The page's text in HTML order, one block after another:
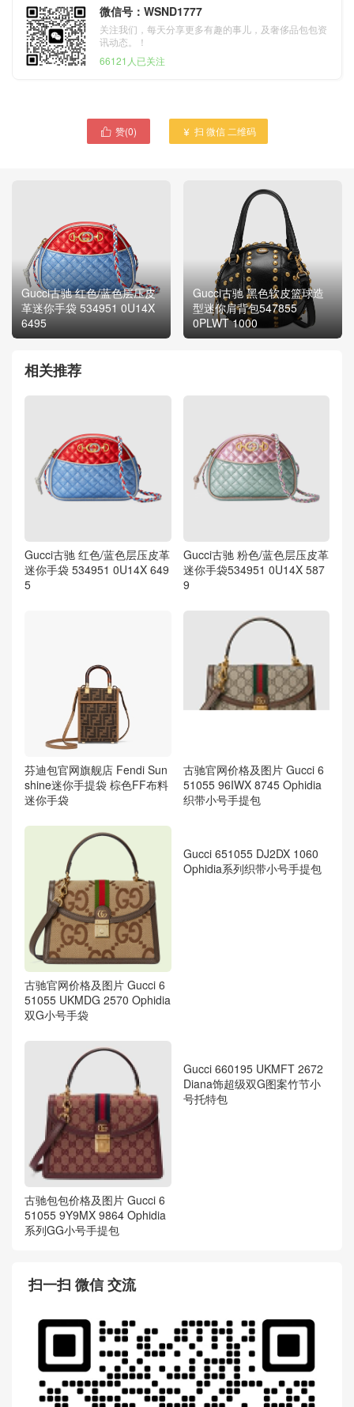
微信号：WSND1777
关注我们，每天分享更多有趣的事儿，及奢侈品包包资
讯动态。！
66121人已关注
 赞(0)  扫 微信 二维码
Gucci古驰 红色/蓝色层压皮
革迷你手袋 534951 0U14X
6495
Gucci古驰 黑色软皮篮球造
型迷你肩背包547855
0PLWT 1000
相关推荐
Gucci古驰 红色/蓝色层压皮革
迷你手袋 534951 0U14X 649
5
Gucci古驰 粉色/蓝色层压皮革
迷你手袋534951 0U14X 587
9
芬迪包官网旗舰店 Fendi Sun
shine迷你手提袋 棕色FF布料
迷你手袋
古驰官网价格及图片 Gucci 6
51055 96IWX 8745 Ophidia
织带小号手提包
古驰官网价格及图片 Gucci 6
51055 UKMDG 2570 Ophidia
双G小号手袋
古驰包包价格及图片 Gucci 6
51055 9Y9MX 9864 Ophidia
系列GG小号手提包
扫一扫 微信 交流